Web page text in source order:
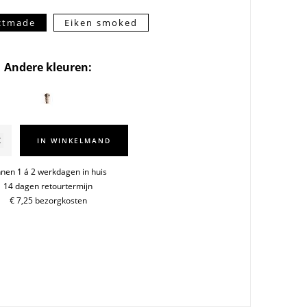
Eiken smoked
Andere kleuren:
IN WINKELMAND
1 á 2 werkdagen in huis
14 dagen retourtermijn
€ 7,25 bezorgkosten